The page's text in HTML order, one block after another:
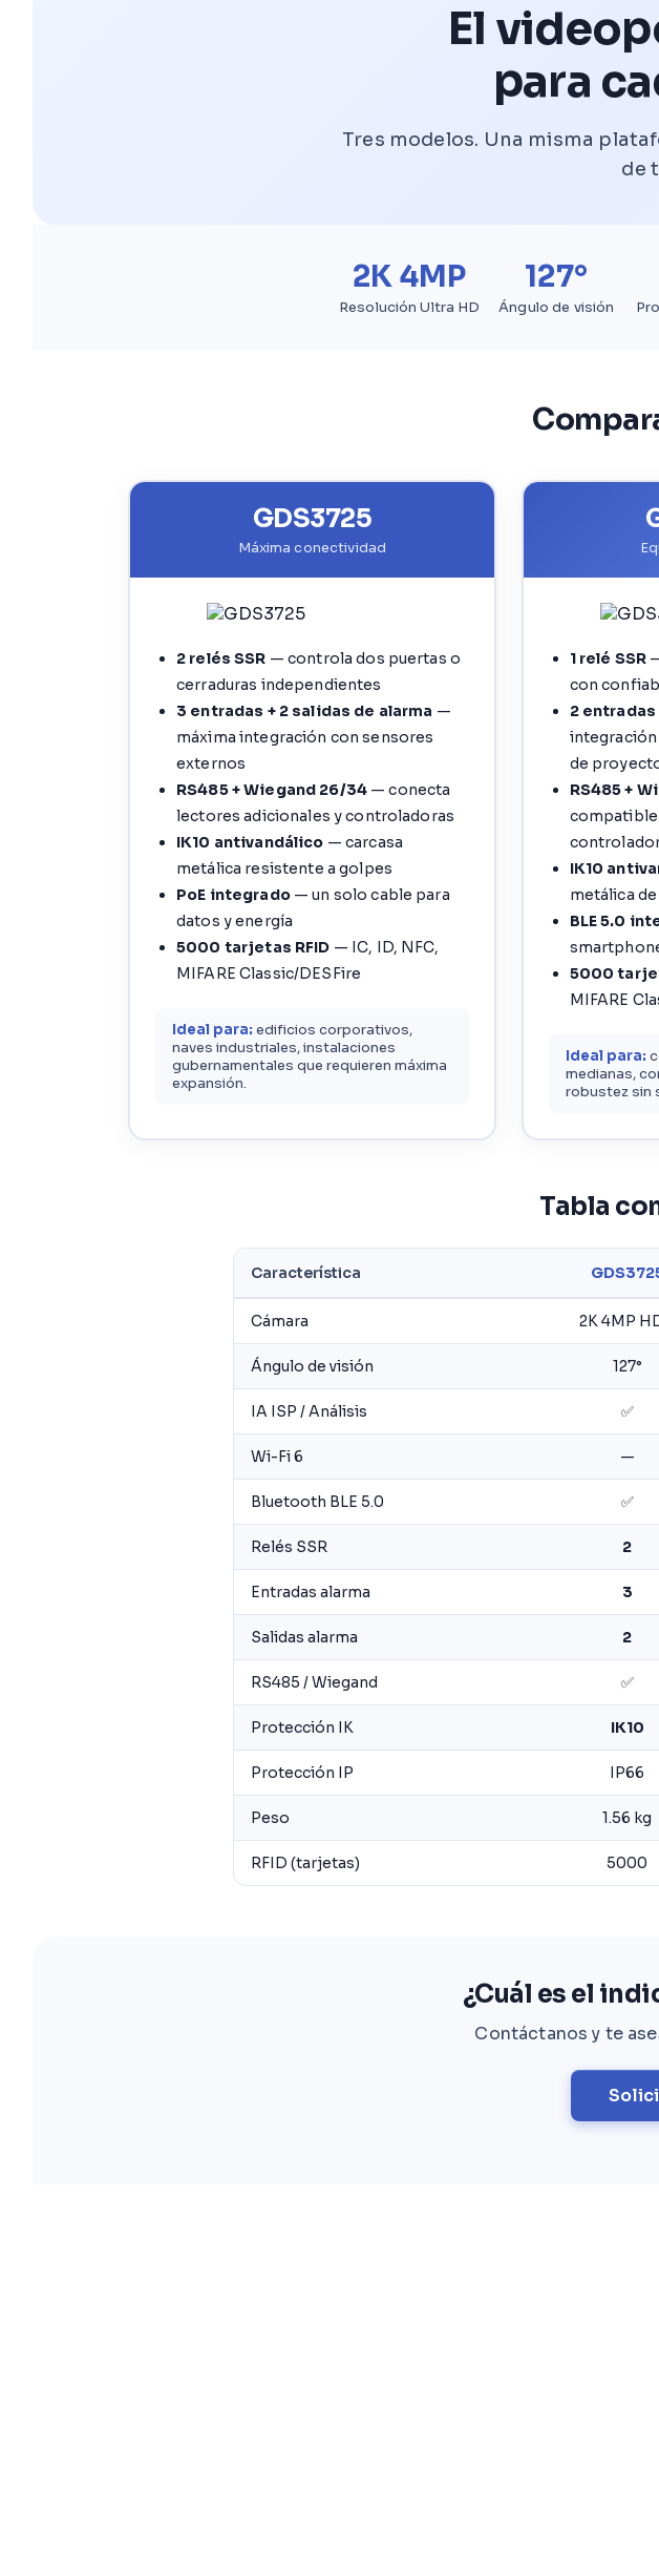
El
para
Tres modelos. Una misma
de
2K 4MP
Resolución Ultra HD
127°
Ángulo de visión
GDS3725
Máxima conectividad
2 relés SSR — controla dos puertas o
cerraduras independientes
3 entradas + 2 salidas de alarma —
máxima integración con sensores
externos
RS485 + Wiegand 26/34— conecta
lectores adicionales y controladoras
IK10 antivandálico — carcasa
metálica resistente a golpes
PoE integrado— un solo cable para
datos y energía
5000 tarjetas RFID — IC, ID, NFC,
MIFARE Classic/DESFire
Ideal para: edificios corporativos,
naves industriales, instalaciones
gubernamentales que requieren máxima
expansión.
1 relé SSR
con
2 entradas
integración
de
RS485 +
IK10
metálica
BLE 5.0
5000
MIFARE
Ideal para:
medianas,
robustez sin
Tabla
Característica
Cámara 2K 4MP
Ángulo de visión 127°
IA ISP / Análisis ✅
Wi-Fi 6 —
Bluetooth BLE 5.0 ✅
Relés SSR 2
Entradas alarma 3
Salidas alarma 2
RS485 / Wiegand ✅
Protección IK IK10
Protección IP IP66
Peso 1.56 kg
RFID (tarjetas) 5000
¿Cuál es el
Contáctanos y te